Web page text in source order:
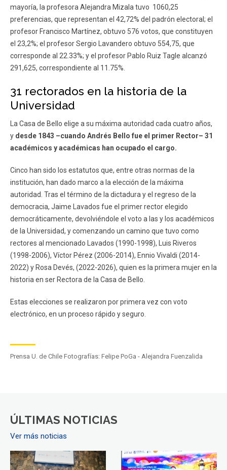
mayoría, la profesora Alejandra Mizala tuvo 1060,25
preferencias, que representan el 42,72% del padrón electoral; el
profesor Francisco Martínez, obtuvo 576 votos, que constituyen
el 23,2%; el profesor Sergio Lavandero obtuvo 554,75, que
corresponde al 22.33%; y el profesor Pablo Ruiz Tagle alcanzó
291,625, correspondiente al 11.75%.
31 rectorados en la historia de la
Universidad
La Casa de Bello elige a su máxima autoridad cada cuatro años,
y desde 1843 –cuando Andrés Bello fue el primer Rector– 31
académicos y académicas han ocupado el cargo.
Cinco han sido los estatutos que, entre otras normas de la
institución, han dado marco a la elección de la máxima
autoridad. Tras el término de la dictadura y el regreso de la
democracia, Jaime Lavados fue el primer rector elegido
democráticamente, devolviéndole el voto a las y los académicos
de la Universidad, y comenzando un camino que tuvo como
rectores al mencionado Lavados (1990-1998), Luis Riveros
(1998-2006), Víctor Pérez (2006-2014), Ennio Vivaldi (2014-
2022) y Rosa Devés, (2022-2026), quien es la primera mujer en la
historia en ser Rectora de la Casa de Bello.
Estas elecciones se realizaron por primera vez con voto
electrónico, en un proceso rápido y seguro.
Prensa U. de Chile Fotografías: Felipe PoGa - Alejandra Fuenzalida
ÚLTIMAS NOTICIAS
Ver más noticias